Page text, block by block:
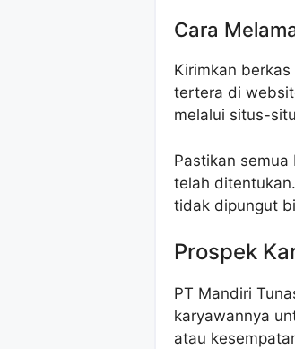
Cara
Kirimkan
tertera di
melalui situs-
Pastikan
telah
tidak dipungut
Prospek
PT Mandiri
karyawannya
atau